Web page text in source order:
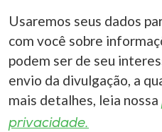
Usaremos seus dados
com você sobre
podem ser de seu
envio da divulgação, a
mais detalhes, leia nossa
privacidade.